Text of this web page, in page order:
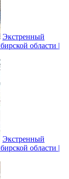
Экстренный
области |
Экстренный
области |